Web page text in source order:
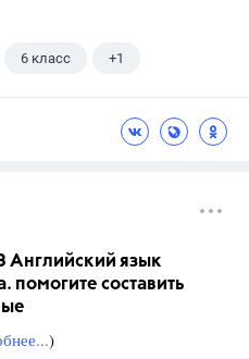
6 класс +1
Английский язык
помогите составить
)